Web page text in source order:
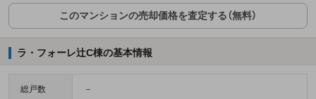
このマンションの売却価格を査定する（無料）
ラ・フォーレ辻C棟の基本情報
総戸数 －